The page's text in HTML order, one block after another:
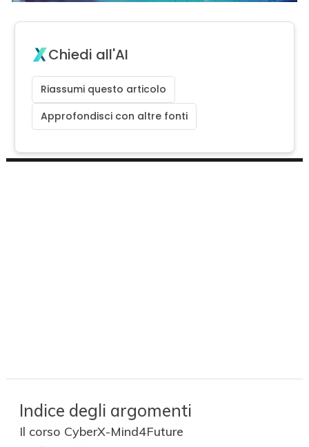
Chiedi all'AI
Riassumi questo articolo
Approfondisci con altre fonti
Indice degli argomenti
Il corso CyberX-Mind4Future